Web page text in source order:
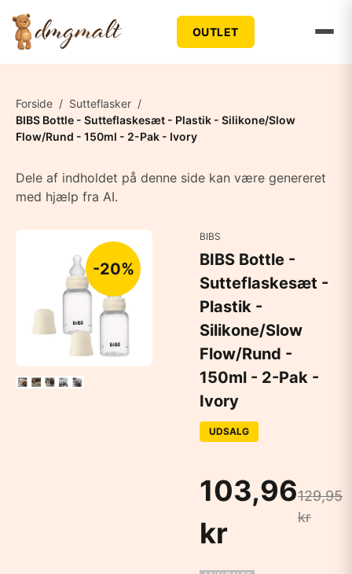
OUTLET
Forside / Sutteflasker /
BIBS Bottle - Sutteflaskesæt - Plastik - Silikone/Slow
Flow/Rund - 150ml - 2-Pak - Ivory
Dele af indholdet på denne side kan være genereret
med hjælp fra AI.
-20%
BIBS
BIBS Bottle -
Sutteflaskesæt -
Plastik -
Silikone/Slow
Flow/Rund -
150ml - 2-Pak -
Ivory
UDSALG
103,96
kr
129,95
kr